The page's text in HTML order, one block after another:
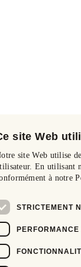
site Web
site Web utilise
En utilisant
à notre
STRICTEMENT
PERFORMANCE